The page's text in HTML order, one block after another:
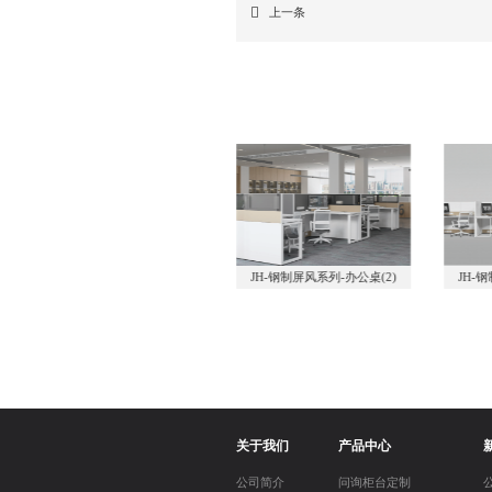
上一条
JH-钢制屏风系列-办公桌(2) JH-钢
关于我们
公司简介
产品中心
问询柜台定制